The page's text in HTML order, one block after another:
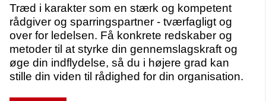
Træd i karakter som en stærk og kompetent
rådgiver og sparringspartner - tværfagligt og
over for ledelsen. Få konkrete redskaber og
metoder til at styrke din gennemslagskraft og
øge din indflydelse, så du i højere grad kan
stille din viden til rådighed for din organisation.